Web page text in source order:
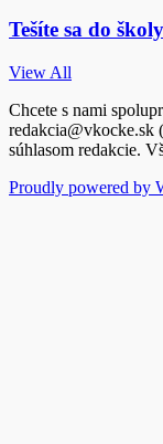
Tešíte sa do
View All
Chcete s nami
redakcia@vkocke.sk
súhlasom redakcie.
Proudly powered by